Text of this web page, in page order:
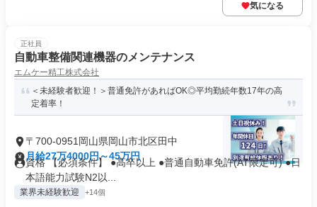
気になる
正社員
自動車整備関連機器のメンテナンス
エムケー精工株式会社
＜未経験者歓迎！＞普通免許があればOK◎平均勤続年数17年の高
定着率！
〒700-0951岡山県岡山市北区田中
月給27万4000円～45万円
資格 【必須条件】 ●高卒以上 ●普通自動車免許(AT限定可) ●日
本語能力試験N2以...
業界未経験歓迎 +14個